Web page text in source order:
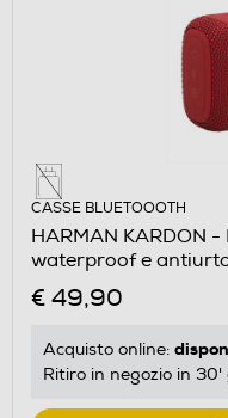
CASSE BLUETOOOTH
HARMAN KARDON
waterproof e
€ 49,90
Acquisto online:
Ritiro in negozio in